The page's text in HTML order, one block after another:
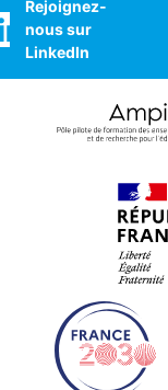
Rejoignez-
nous sur
LinkedIn